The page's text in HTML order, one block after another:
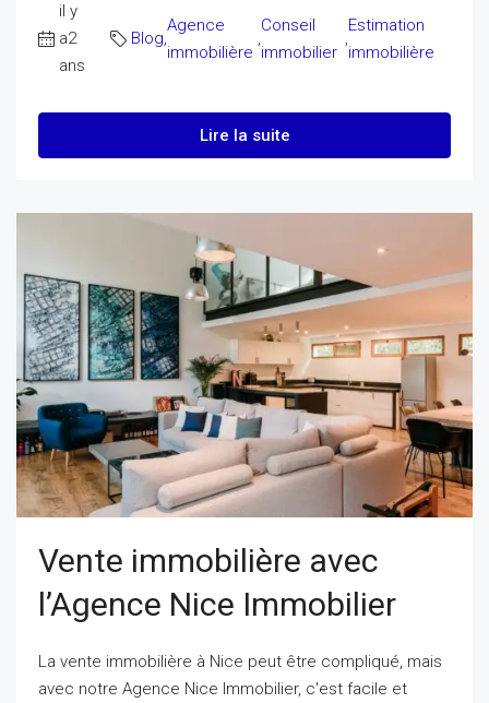
il y
a2
ans
Blog,
Agence
immobilière
,
Conseil
immobilier
,
Estimation
immobilière
Lire la suite
Vente immobilière avec
l’Agence Nice Immobilier
La vente immobilière à Nice peut être compliqué, mais
avec notre Agence Nice Immobilier, c'est facile et